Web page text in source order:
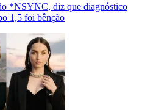
*NSYNC, diz que diagnóstico
1,5 foi bênção